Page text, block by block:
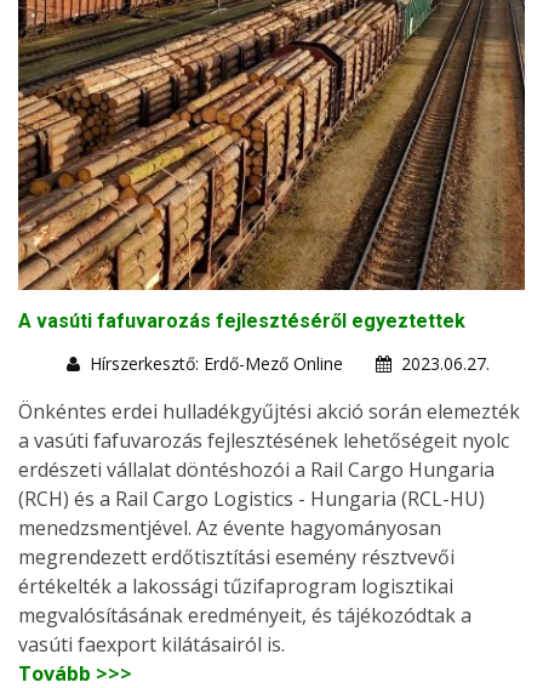
A vasúti fafuvarozás fejlesztéséről egyeztettek
Hírszerkesztő: Erdő-Mező Online
2023.06.27.
Önkéntes erdei hulladékgyűjtési akció során elemezték
a vasúti fafuvarozás fejlesztésének lehetőségeit nyolc
erdészeti vállalat döntéshozói a Rail Cargo Hungaria
(RCH) és a Rail Cargo Logistics - Hungaria (RCL-HU)
menedzsmentjével. Az évente hagyományosan
megrendezett erdőtisztítási esemény résztvevői
értékelték a lakossági tűzifaprogram logisztikai
megvalósításának eredményeit, és tájékozódtak a
vasúti faexport kilátásairól is.
Tovább >>>